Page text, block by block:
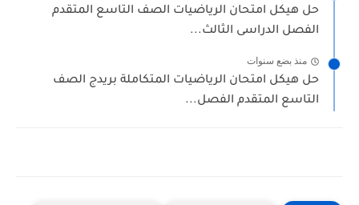
حل هيكل امتحان الرياضيات الصف التاسع المتقدم
الفصل الدراسى الثالث...
منذ بضع سنوات
حل هيكل امتحان الرياضيات المتكاملة بريدج الصف
التاسع المتقدم الفصل...